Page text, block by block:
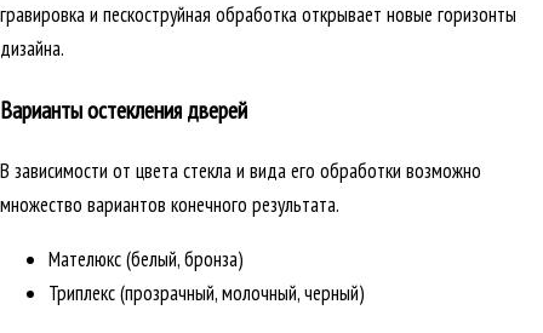
гравировка и пескоструйная обработка открывает новые горизонты
дизайна.
Варианты остекления дверей
В зависимости от цвета стекла и вида его обработки возможно
множество вариантов конечного результата.
Мателюкс (белый, бронза)
Триплекс (прозрачный, молочный, черный)